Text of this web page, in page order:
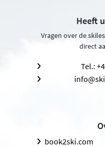
Heeft
Vragen over de
direct
Tel.:
book2ski.com